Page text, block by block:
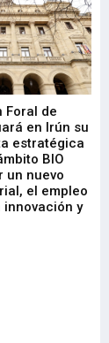
Foral de
en Irún su
estratégica
BIO
un nuevo
el empleo
innovación y